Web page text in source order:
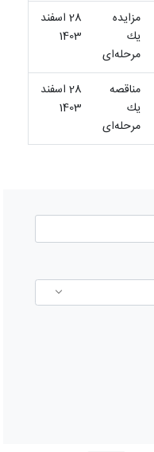
مزایده
یك
مرحله‌ای
28 اسفند
1403
مناقصه
یك
مرحله‌ای
28 اسفند
1403